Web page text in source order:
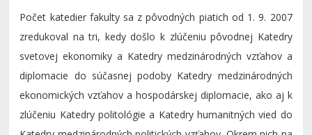
Počet katedier fakulty sa z pôvodných piatich od 1. 9. 2007
zredukoval na tri, kedy došlo k zlúčeniu pôvodnej Katedry
svetovej ekonomiky a Katedry medzinárodných vzťahov a
diplomacie do súčasnej podoby Katedry medzinárodných
ekonomických vzťahov a hospodárskej diplomacie, ako aj k
zlúčeniu Katedry politológie a Katedry humanitných vied do